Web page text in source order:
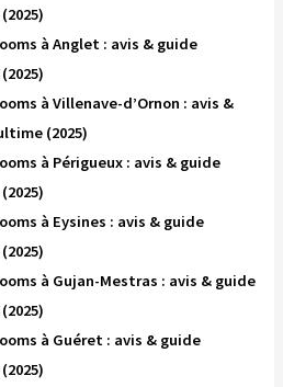
à Anglet : avis & guide
à Villenave-d’Ornon : avis &
(2025)
à Périgueux : avis & guide
à Eysines : avis & guide
à Gujan-Mestras : avis & guide
à Guéret : avis & guide